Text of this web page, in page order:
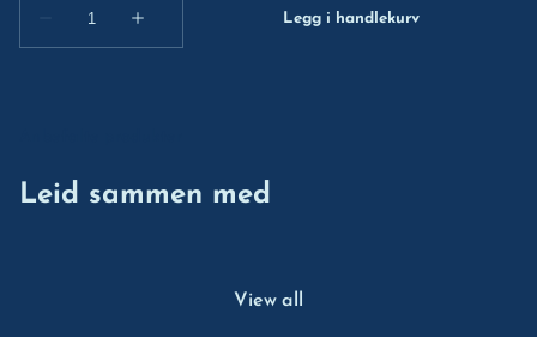
Leid sammen med
View all